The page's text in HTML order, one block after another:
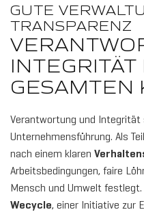
GUTE
TRANSPARENZ
INTEGRITÄT
GESAMTEN
Verantwortung und
Unternehmensführung. Als
nach einem klaren
Arbeitsbedingungen, faire
Mensch und Umwelt
Wecycle, einer Initiative zur